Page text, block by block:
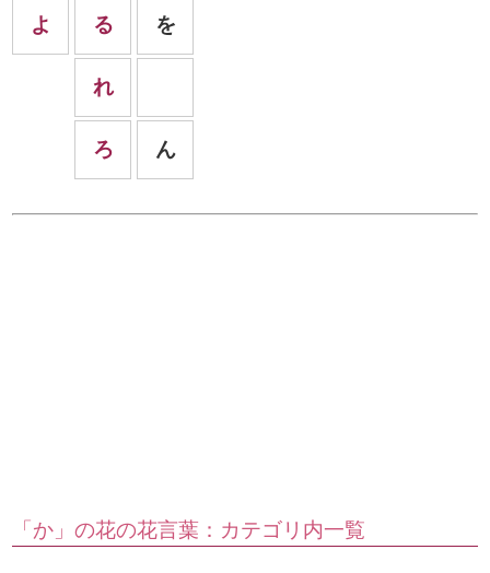
よ る
れ
ろ
を
ん
「か」の花の花言葉：カテゴリ内一覧